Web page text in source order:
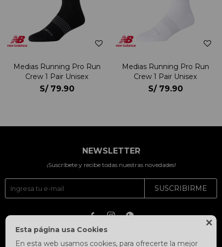

Esta página usa Cookies
En esta web usamos cookies, para ofrecerte la mejor
Medias Running Pro Run
Crew 1 Pair Unisex
S/ 79.90
Medias Running Pro Run
Crew 1 Pair Unisex
S/ 79.90
NEWSLETTER
¡Suscríbete y recibe todas nuestras novedades!
SUSCRIBIRME
  